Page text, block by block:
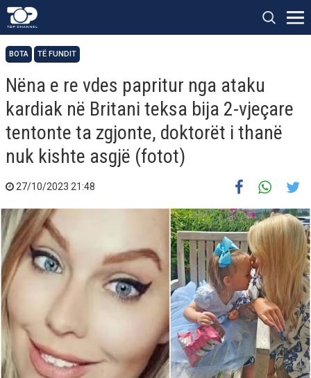
BOTA TË FUNDIT
Nëna e re vdes papritur nga ataku
kardiak në Britani teksa bija 2-vjeçare
tentonte ta zgjonte, doktorët i thanë
nuk kishte asgjë (fotot)
27/10/2023 21:48